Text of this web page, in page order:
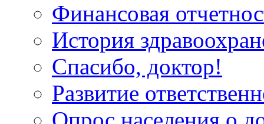
Финансовая
История
Спасибо, доктор!
Развитие